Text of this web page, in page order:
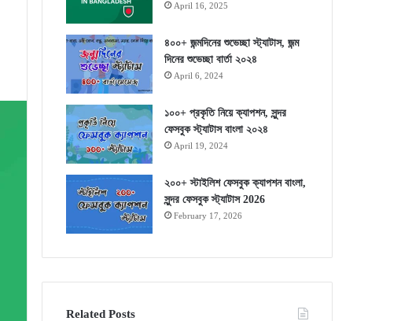
April 16, 2025
৪০০+ জন্মদিনের শুভেচ্ছা স্ট্যাটাস, জন্ম
দিনের শুভেচ্ছা বার্তা ২০২৪
April 6, 2024
১০০+ প্রকৃতি নিয়ে ক্যাপশন, সুন্দর
ফেসবুক স্ট্যাটাস বাংলা ২০২৪
April 19, 2024
২০০+ স্টাইলিশ ফেসবুক ক্যাপশন বাংলা,
সুন্দর ফেসবুক স্ট্যাটাস 2026
February 17, 2026
Related Posts